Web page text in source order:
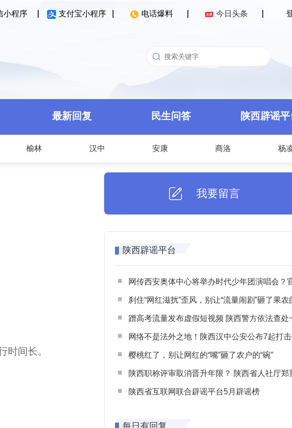
小程序 支付宝小程序 电话爆料 今日头条
最新回复 民生问答 陕西辟谣
榆林 汉中 安康 商洛 杨
时间长。
我要留言
陕西辟谣平台
网传西安奥体中心将举办时代少年团演唱会？官方回应：纯
刹住“网红滋扰”歪风，别让“流量闹剧”砸了果农
蹭高考流量发布虚假短视频 陕西警方依法查处一起涉高考网络
网络不是法外之地！陕西汉中公安公布7起打击整治网谣网暴典型
樱桃红了，别让网红的“嘴”砸了农户的“碗”
陕西职称评审取消晋升年限？ 陕西省人社厅郑重声明 谨防职称评审不实言
陕西省互联网联合辟谣平台5月辟谣榜
每日有回复